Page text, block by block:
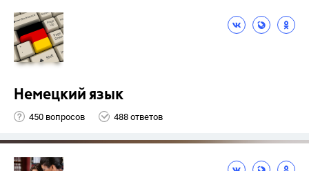
Немецкий язык
450 вопросов 488 ответов